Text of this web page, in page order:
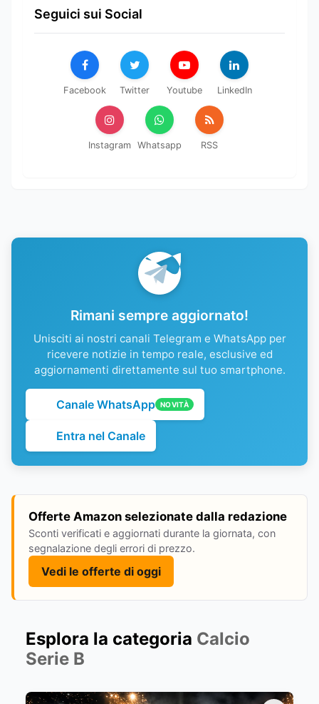
Seguici sui Social
Facebook Twitter Youtube LinkedIn
Instagram Whatsapp RSS
Rimani sempre aggiornato!
Unisciti ai nostri canali Telegram e WhatsApp per
ricevere notizie in tempo reale, esclusive ed
aggiornamenti direttamente sul tuo smartphone.
Canale WhatsApp NOVITÀ
Entra nel Canale
Offerte Amazon selezionate dalla redazione
Sconti verificati e aggiornati durante la giornata, con
segnalazione degli errori di prezzo.
Vedi le offerte di oggi
Esplora la categoria Calcio
Serie B